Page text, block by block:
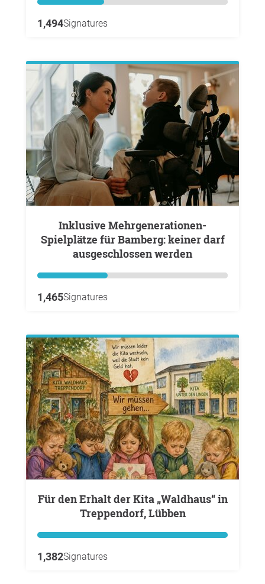
1,494Signatures
Inklusive Mehrgenerationen-
Spielplätze für Bamberg: keiner darf
ausgeschlossen werden
1,465Signatures
Für den Erhalt der Kita „Waldhaus“ in
Treppendorf, Lübben
1,382Signatures